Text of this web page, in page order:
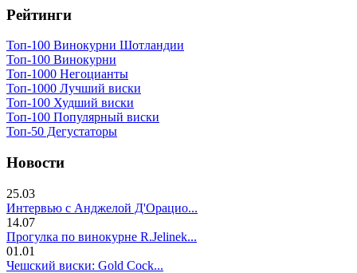
Рейтинги
Топ-100 Винокурни Шотландии
Топ-100 Винокурни
Топ-1000 Негоцианты
Топ-1000 Лучший виски
Топ-100 Худший виски
Топ-100 Популярный виски
Топ-50 Дегустаторы
Новости
25.03
Интервью с Анджелой Д'Орацио...
14.07
Прогулка по винокурне R.Jelinek...
01.01
Чешский виски: Gold Cock...